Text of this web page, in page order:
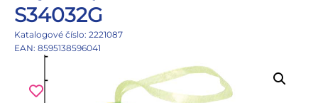
S34032G
Katalogové číslo: 2221087
EAN: 8595138596041